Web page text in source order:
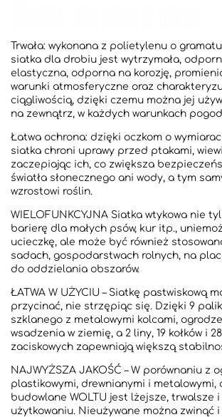
Trwała: wykonana z polietylenu o
siatka dla drobiu jest wytrzymała,
elastyczna, odporna na korozję,
warunki atmosferyczne oraz
ciągliwością, dzięki czemu można jej
na zewnątrz, w każdych warunkach
Łatwa ochrona: dzięki oczkom o
siatka chroni uprawy przed ptakami,
zaczepiając ich, co zwiększa
światła słonecznego ani wody, a tym
wzrostowi roślin.
WIELOFUNKCYJNA Siatka wtykowa nie
barierę dla małych psów, kur itp.,
ucieczkę, ale może być również
sadach, gospodarstwach rolnych, na
do oddzielania obszarów.
ŁATWA W UŻYCIU – Siatkę pastwiskową
przycinać, nie strzępiąc się. Dzięki 9
szklanego z metalowymi kolcami,
wsadzenia w ziemię, a 2 liny, 19 kołków i
zaciskowych zapewniają większą
NAJWYŻSZA JAKOŚĆ – W porównaniu z
plastikowymi, drewnianymi i metalowymi,
budowlane WOLTU jest lżejsze, trwalsze i
użytkowaniu. Nieużywane można zwinąć i